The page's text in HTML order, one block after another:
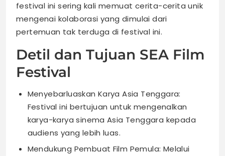
festival ini sering kali memuat cerita-cerita unik
mengenai kolaborasi yang dimulai dari
pertemuan tak terduga di festival ini.
Detil dan Tujuan SEA Film
Festival
Menyebarluaskan Karya Asia Tenggara:
Festival ini bertujuan untuk mengenalkan
karya-karya sinema Asia Tenggara kepada
audiens yang lebih luas.
Mendukung Pembuat Film Pemula: Melalui